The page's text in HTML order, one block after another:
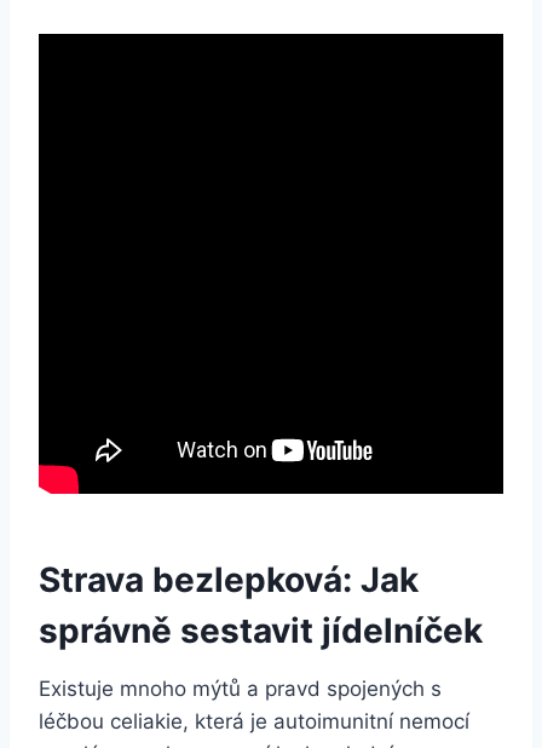
Strava bezlepková: Jak
správně sestavit jídelníček
Existuje mnoho mýtů a pravd spojených s
léčbou celiakie, která je autoimunitní nemocí